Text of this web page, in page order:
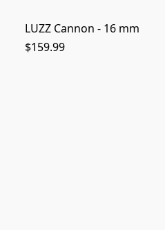
LUZZ Cannon - 16 mm
$159.99